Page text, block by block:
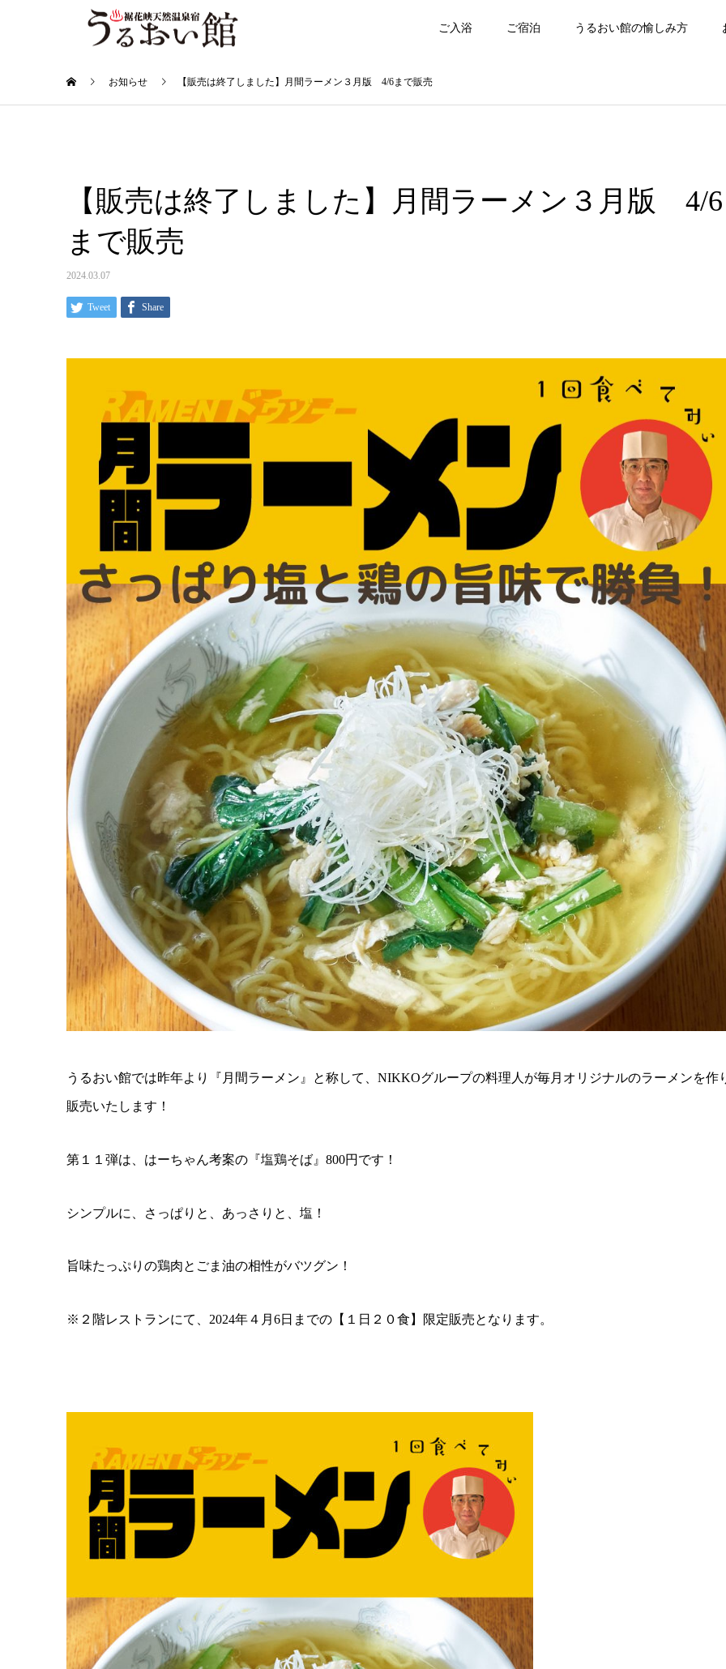
ご入浴 ご宿泊 うるおい館の愉しみ方
お知らせ 【販売は終了しました】月間ラーメン３月版 4/6まで販売
【販売は終了しました】月間ラーメン３月版 4/6
まで販売
2024.03.07
Tweet Share
うるおい館では昨年より『月間ラーメン』と称して、NIKKOグループの料理人が毎月オリジナルのラーメンを作
販売いたします！
第１１弾は、はーちゃん考案の『塩鶏そば』800円です！
シンプルに、さっぱりと、あっさりと、塩！
旨味たっぷりの鶏肉とごま油の相性がバツグン！
※２階レストランにて、2024年４月6日までの【１日２０食】限定販売となります。